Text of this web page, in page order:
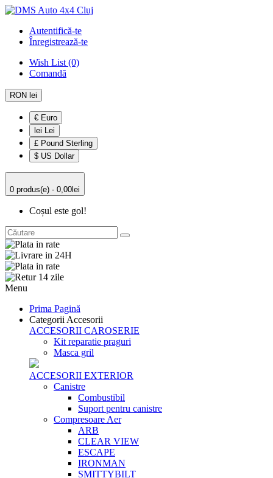
Autentifică-te
Înregistrează-te
Wish List (0)
Comandă
RON lei
€ Euro
lei Lei
£ Pound Sterling
$ US Dollar
0 produs(e) - 0,00lei
Coșul este gol!
Menu
Prima Pagină
Categorii Accesorii
ACCESORII CAROSERIE
Kit reparatie praguri
Masca gril
ACCESORII EXTERIOR
Canistre
Combustibil
Suport pentru canistre
Compresoare Aer
ARB
CLEAR VIEW
ESCAPE
IRONMAN
SMITTYBILT